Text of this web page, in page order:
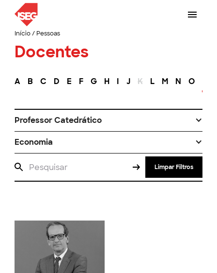
Início/ Pessoas
Docentes
A B C D E F G H I J K L M N O
Professor Catedrático
Economia
Limpar Filtros